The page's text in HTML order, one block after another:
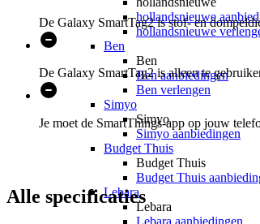
hollandsnieuwe
hollandsnieuwe
Ben
Ben
Ben aanbiedingen
Ben verlengen
Simyo
Simyo
Simyo aanbiedingen
Budget Thuis
Budget Thuis
Budget Thuis
Lebara
Lebara
Lebara aanbiedingen
De Galaxy SmartTag2 is stof- en
De Galaxy SmartTag2 is alleen te
Je moet de SmartThings-app op jouw
Alle specificaties